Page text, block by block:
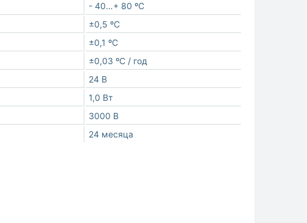
- 40…+ 80 ºС
±0,5 ºС
±0,1 ºС
±0,03 ºС / год
24 В
1,0 Вт
3000 В
24 месяца